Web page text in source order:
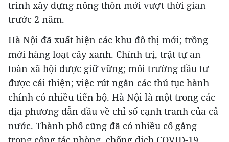
trình xây dựng nông thôn mới vượt thời gian
trước 2 năm.
Hà Nội đã xuất hiện các khu đô thị mới; trồng
mới hàng loạt cây xanh. Chính trị, trật tự an
toàn xã hội được giữ vững; môi trường đầu tư
được cải thiện; việc rút ngắn các thủ tục hành
chính có nhiều tiến bộ. Hà Nội là một trong các
địa phương dẫn đầu về chỉ số cạnh tranh của cả
nước. Thành phố cũng đã có nhiều cố gắng